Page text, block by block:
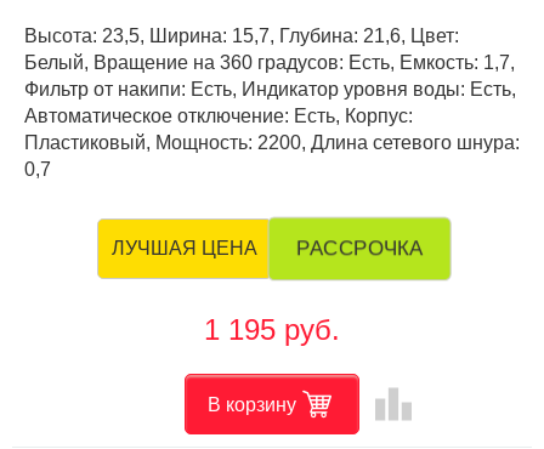
Высота: 23,5, Ширина: 15,7, Глубина: 21,6, Цвет:
Белый, Вращение на 360 градусов: Есть, Емкость: 1,7,
Фильтр от накипи: Есть, Индикатор уровня воды: Есть,
Автоматическое отключение: Есть, Корпус:
Пластиковый, Мощность: 2200, Длина сетевого шнура:
0,7
ЛУЧШАЯ ЦЕНА РАССРОЧКА
1 195 руб.
В корзину leaderboard